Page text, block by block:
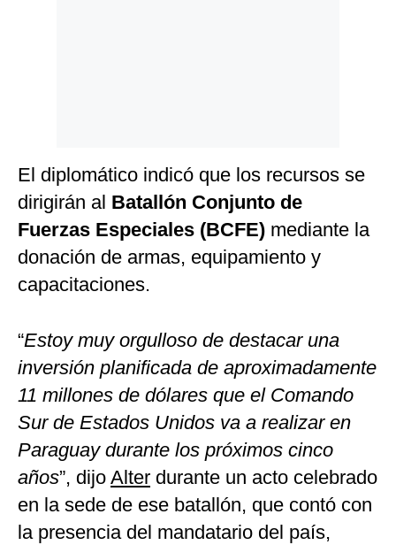
El diplomático indicó que los recursos se
dirigirán al Batallón Conjunto de
Fuerzas Especiales (BCFE) mediante la
donación de armas, equipamiento y
capacitaciones.
“Estoy muy orgulloso de destacar una
inversión planificada de aproximadamente
11 millones de dólares que el Comando
Sur de Estados Unidos va a realizar en
Paraguay durante los próximos cinco
años”, dijo Alter durante un acto celebrado
en la sede de ese batallón, que contó con
la presencia del mandatario del país,